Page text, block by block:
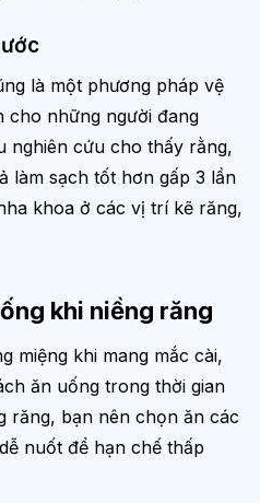
là một phương pháp vệ
cho những người đang
nghiên cứu cho thấy rằng,
làm sạch tốt hơn gấp 3 lần
khoa ở các vị trí kẽ răng,
khi niềng răng
miệng khi mang mắc cài,
ăn uống trong thời gian
răng, bạn nên chọn ăn các
nuốt để hạn chế thấp